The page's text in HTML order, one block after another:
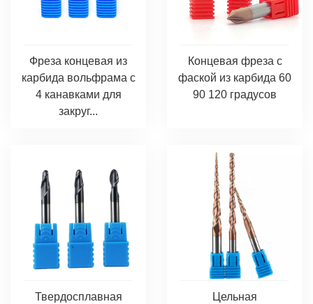
Фреза концевая из
карбида вольфрама с
4 канавками для
закруг...
Концевая фреза с
фаской из карбида 60
90 120 градусов
Твердосплавная
Цельная